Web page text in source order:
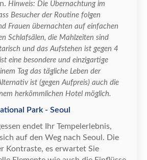
Hinweis: Die Übernachtung im
Besucher der Routine folgen
Frauen übernachten auf einfachen
Schlafsälen, die Mahlzeiten sind
und das Aufstehen ist gegen 4
eine besondere und einzigartige
Tag das tägliche Leben der
ist (gegen Aufpreis) auch die
herkömmlichen Hotel möglich.
Park - Seoul
endet Ihr Tempelerlebnis,
auf den Weg nach Seoul. Die
Kontraste, es erwartet Sie